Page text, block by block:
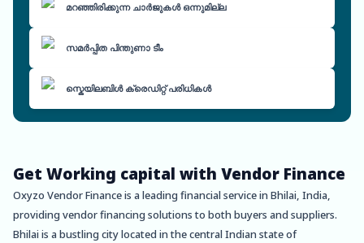
മറഞ്ഞിരിക്കുന്ന ചാർജുകൾ ഒന്നുമില്ല
സമർപ്പിത പിന്തുണാ ടീം
സ്കെയിലബിൾ ക്രെഡിറ്റ് പരിധികൾ
Get Working capital with Vendor Finance
Oxyzo Vendor Finance is a leading financial service in Bhilai, India,
providing vendor financing solutions to both buyers and suppliers.
Bhilai is a bustling city located in the central Indian state of